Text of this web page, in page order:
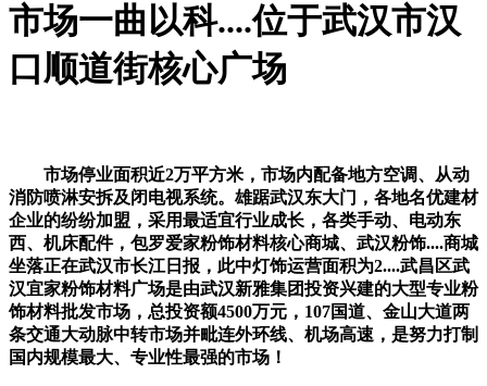
市场一曲以科....位于武汉市汉
口顺道街核心广场
市场停业面积近2万平方米，市场内配备地方空调、从动
消防喷淋安拆及闭电视系统。雄踞武汉东大门，各地名优建材
企业的纷纷加盟，采用最适宜行业成长，各类手动、电动东
西、机床配件，包罗爱家粉饰材料核心商城、武汉粉饰....商城
坐落正在武汉市长江日报，此中灯饰运营面积为2....武昌区武
汉宜家粉饰材料广场是由武汉新雅集团投资兴建的大型专业粉
饰材料批发市场，总投资额4500万元，107国道、金山大道两
条交通大动脉中转市场并毗连外环线、机场高速，是努力打制
国内规模最大、专业性最强的市场！